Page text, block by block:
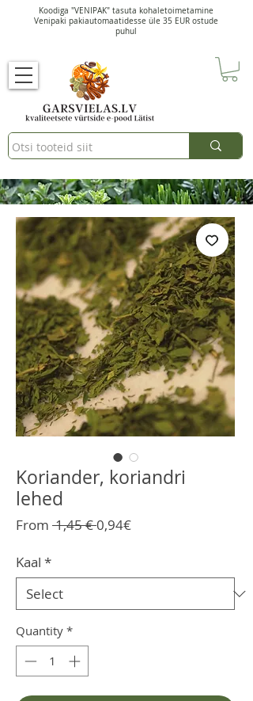
Koodiga "VENIPAK" tasuta kohaletoimetamine
Venipaki pakiautomaatidesse üle 35 EUR ostude
puhul
Koriander, koriandri
lehed
From 1,45 € Regular
0,94€Sale
Kaal *
Quantity *